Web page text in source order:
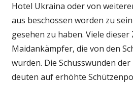
Hotel Ukraina oder von
aus beschossen worden zu
gesehen zu haben. Viele
Maidankämpfer, die von den
wurden. Die Schusswunden
deuten auf erhöhte